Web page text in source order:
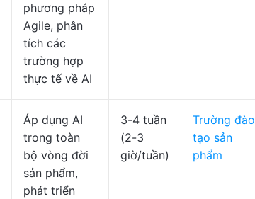
phương pháp
Agile, phân
tích các
trường hợp
thực tế về AI
Áp dụng AI
trong toàn
bộ vòng đời
sản phẩm,
phát triển
3-4 tuần
(2-3
giờ/tuần)
Trường đào
tạo sản
phẩm